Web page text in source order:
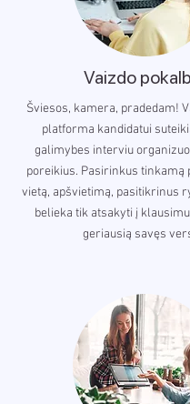
Vaizdo
Šviesos, kamera, pradedam!
platforma kandidatui
galimybes interviu
poreikius. Pasirinkus tinkamą
vietą, apšvietimą, pasitikrinus
belieka tik atsakyti į
geriausią savęs